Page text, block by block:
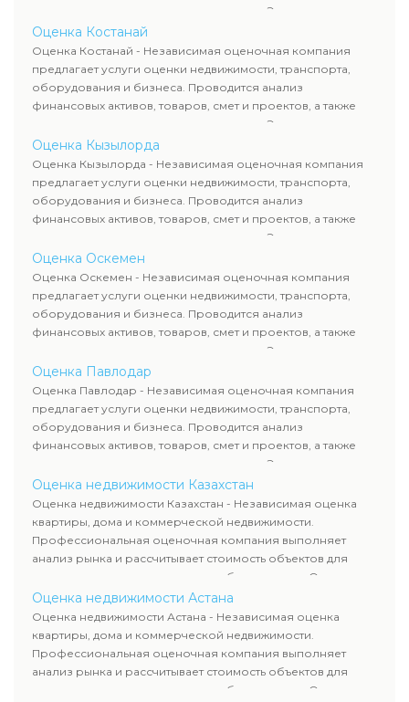
оценка животных и недропользования. Эксперты
определяют рыночную стоимость имущества и
рассчитывают ущерб. Все отчеты соответствуют
требованиям законодательства и используются для
сделок, кредитования и судебных процессов.
Оценка Костанай
Оценка Костанай - Независимая оценочная компания
предлагает услуги оценки недвижимости, транспорта,
оборудования и бизнеса. Проводится анализ
финансовых активов, товаров, смет и проектов, а также
оценка животных и недропользования. Эксперты
определяют рыночную стоимость имущества и
рассчитывают ущерб. Все отчеты соответствуют
требованиям законодательства и используются для
сделок, кредитования и судебных процессов.
Оценка Кызылорда
Оценка Кызылорда - Независимая оценочная компания
предлагает услуги оценки недвижимости, транспорта,
оборудования и бизнеса. Проводится анализ
финансовых активов, товаров, смет и проектов, а также
оценка животных и недропользования. Эксперты
определяют рыночную стоимость имущества и
рассчитывают ущерб. Все отчеты соответствуют
требованиям законодательства и используются для
сделок, кредитования и судебных процессов.
Оценка Оскемен
Оценка Оскемен - Независимая оценочная компания
предлагает услуги оценки недвижимости, транспорта,
оборудования и бизнеса. Проводится анализ
финансовых активов, товаров, смет и проектов, а также
оценка животных и недропользования. Эксперты
определяют рыночную стоимость имущества и
рассчитывают ущерб. Все отчеты соответствуют
требованиям законодательства и используются для
сделок, кредитования и судебных процессов.
Оценка Павлодар
Оценка Павлодар - Независимая оценочная компания
предлагает услуги оценки недвижимости, транспорта,
оборудования и бизнеса. Проводится анализ
финансовых активов, товаров, смет и проектов, а также
оценка животных и недропользования. Эксперты
определяют рыночную стоимость имущества и
рассчитывают ущерб. Все отчеты соответствуют
требованиям законодательства и используются для
сделок, кредитования и судебных процессов.
Оценка недвижимости Казахстан
Оценка недвижимости Казахстан - Независимая оценка
квартиры, дома и коммерческой недвижимости.
Профессиональная оценочная компания выполняет
анализ рынка и рассчитывает стоимость объектов для
продажи, ипотеки, аренды и судебных споров. Оценка
недвижимости включает современные методы и
гарантирует объективные результаты. Отчеты
используются для банков, судов и страховых компаний по
всему Казахстану.
Оценка недвижимости Астана
Оценка недвижимости Астана - Независимая оценка
квартиры, дома и коммерческой недвижимости.
Профессиональная оценочная компания выполняет
анализ рынка и рассчитывает стоимость объектов для
продажи, ипотеки, аренды и судебных споров. Оценка